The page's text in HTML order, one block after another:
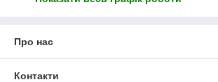
Про нас
Контакти